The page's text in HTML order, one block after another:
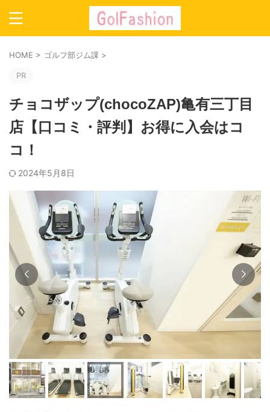
HOME > ゴルフ部ジム課 >
PR
チョコザップ(chocoZAP)亀有三丁目
店【口コミ・評判】お得に入会はコ
コ！
2024年5月8日